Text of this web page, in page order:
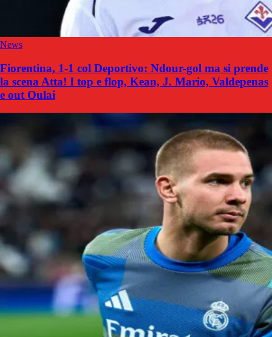
News
Fiorentina, 1-1 col Deportivo: Ndour-gol ma si prende
la scena Atta! I top e flop, Kean, J. Mario, Valdepenas
e out Oulai